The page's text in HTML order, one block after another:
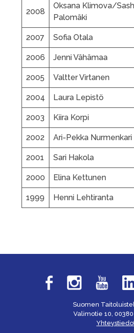
2008
Oksana Klimova/
Palomäki
2007 Sofia Otala
2006 Jenni Vähämaa
2005 Valtter Virtanen
2004 Laura Lepistö
2003 Kiira Korpi
2002 Ari-Pekka Nurmenkari
2001 Sari Hakola
2000 Elina Kettunen
1999 Henni Lehtiranta
Suomen
Valimotie 10,